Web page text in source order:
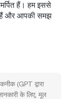
हैं। हम इससे
हैं और आपकी समझ
(GPT द्वारा
के लिए, मूल